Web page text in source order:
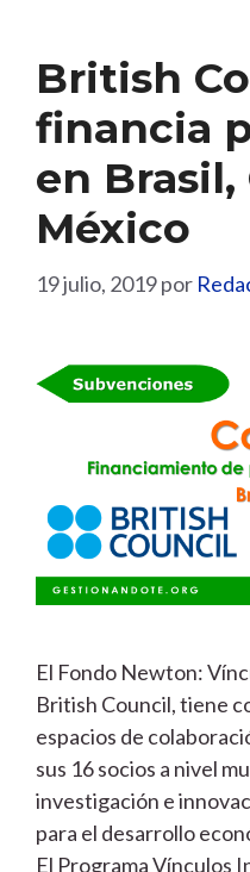
British
financia
en
México
19 julio, 2019por
El Fondo Newton:
British Council, tiene
espacios de
sus 16 socios a nivel
investigación e
para el desarrollo
El Programa Vínculos